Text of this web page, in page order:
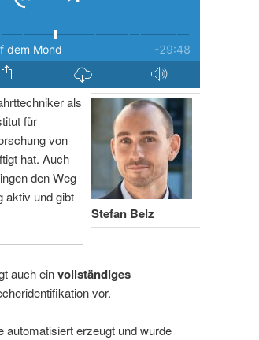
Stefan Belz
als
für
von
hat. Auch
den Weg
aktiv und gibt
auch einvollständiges
vor.
automatisiert erzeugt und wurde